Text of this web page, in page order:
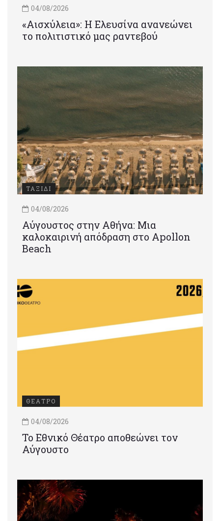
04/08/2026
«Αισχύλεια»: Η Ελευσίνα ανανεώνει
το πολιτιστικό μας ραντεβού
ΤΑΞΙΔΙ
04/08/2026
Αύγουστος στην Αθήνα: Μια
καλοκαιρινή απόδραση στο Apollon
Beach
ΘΕΑΤΡΟ
04/08/2026
Το Εθνικό Θέατρο αποθεώνει τον
Αύγουστο